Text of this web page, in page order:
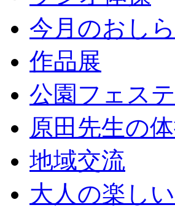
今月のおし
作品展
公園フェス
原田先生の
地域交流
大人の楽し